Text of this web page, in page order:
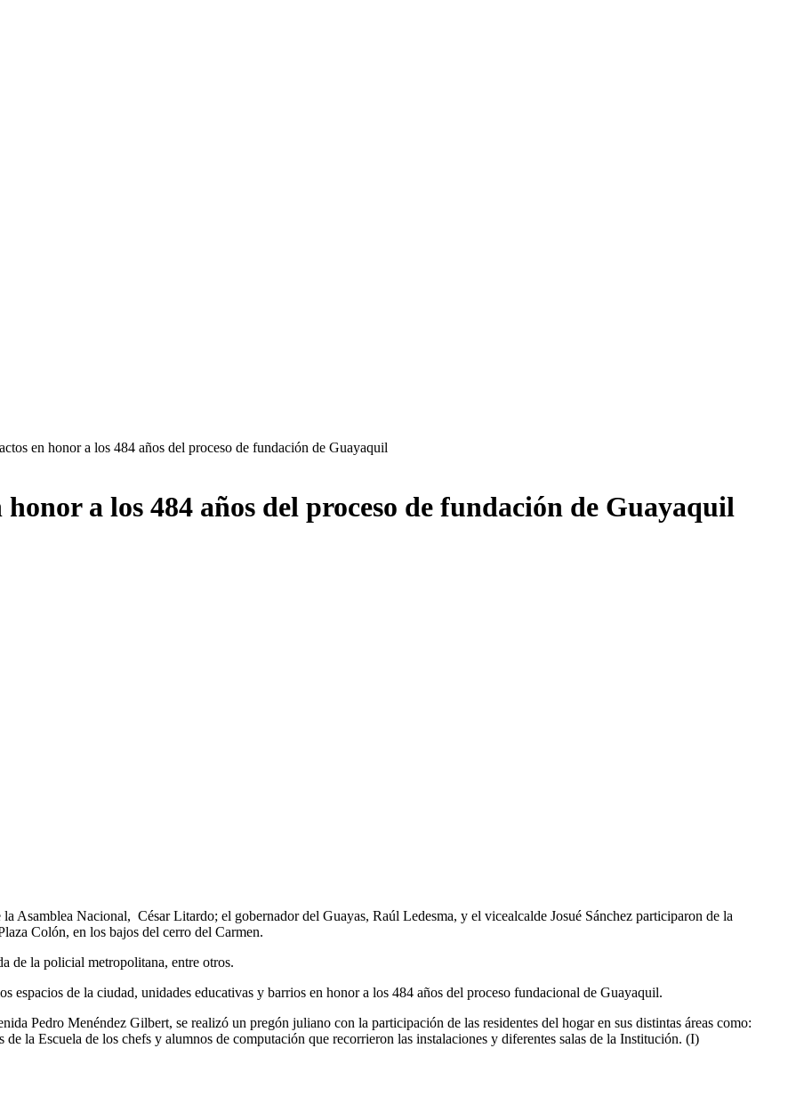
en honor a los 484 años del proceso de fundación de Guayaquil
a los 484 años del proceso de fundación de Guayaquil
Asamblea Nacional, César Litardo; el gobernador del Guayas, Raúl Ledesma, y el vicealcalde Josué Sánchez participaron de la
Colón, en los bajos del cerro del Carmen.
de la policial metropolitana, entre otros.
espacios de la ciudad, unidades educativas y barrios en honor a los 484 años del proceso fundacional de Guayaquil.
Pedro Menéndez Gilbert, se realizó un pregón juliano con la participación de las residentes del hogar en sus distintas áreas como:
la Escuela de los chefs y alumnos de computación que recorrieron las instalaciones y diferentes salas de la Institución. (I)